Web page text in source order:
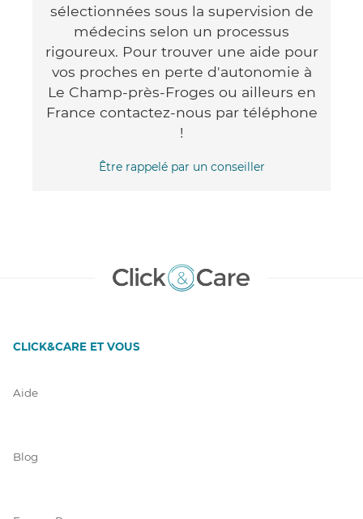
sélectionnées sous la supervision de
médecins selon un processus
rigoureux. Pour trouver une aide pour
vos proches en perte d'autonomie à
Le Champ-près-Froges ou ailleurs en
France contactez-nous par téléphone
!
Être rappelé par un conseiller
CLICK&CARE ET VOUS
Aide
Blog